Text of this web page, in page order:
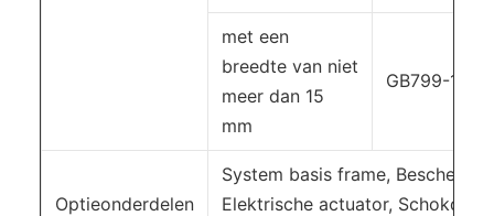
met een
breedte van niet
meer dan 15
mm
GB799-1988
Optieonderdelen
System basis frame,
Elektrische actuator,